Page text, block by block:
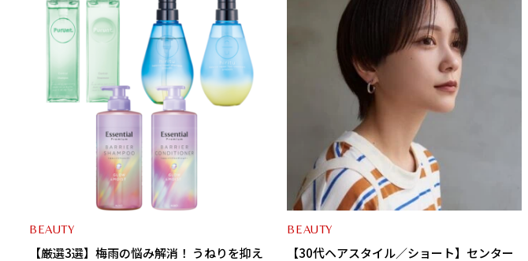
BEAUTY
【厳選3選】梅雨の悩み解消！ うねりを抑え
BEAUTY
【30代ヘアスタイル／ショート】センター